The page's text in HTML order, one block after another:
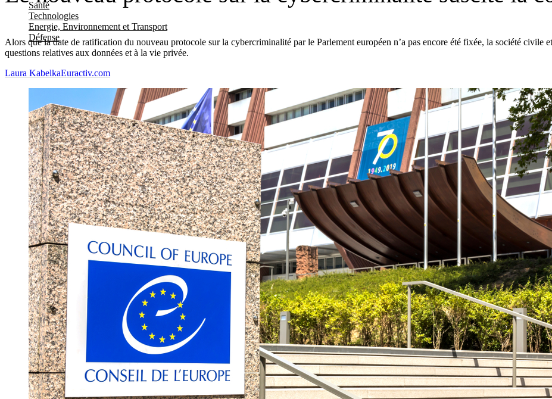
Santé
Technologies
Energie, Environnement et Transport
Défense
Alors que la date de ratification du nouveau protocole sur la cybercriminalité par le Parlement européen n’a pas encore été fixée, la société civile
questions relatives aux données et à la vie privée.
Laura KabelkaEuractiv.com